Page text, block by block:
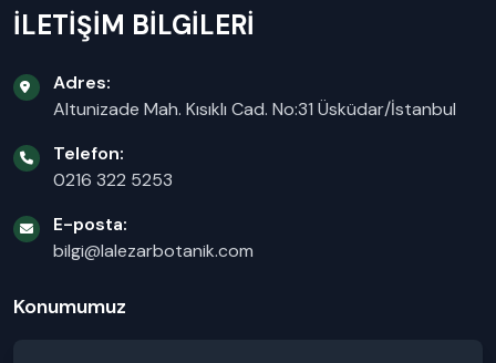
İLETİŞİM BİLGİLERİ
Adres:
Altunizade Mah. Kısıklı Cad. No:31 Üsküdar/İstanbul
Telefon:
0216 322 5253
E-posta:
bilgi@lalezarbotanik.com
Konumumuz